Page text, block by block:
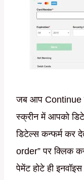
जब आप Continue
स्क्रीन में आपको
डिटेल्स कन्फर्म कर
order” पर क्लिक
पेमेंट होटे ही